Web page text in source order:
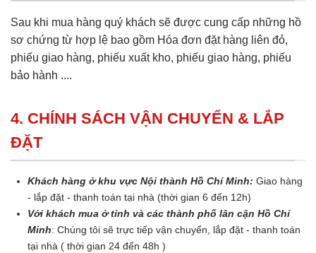
Sau khi mua hàng quý khách sẽ được cung cấp những hồ
sơ chứng từ hợp lệ bao gồm Hóa đơn đặt hàng liên đỏ,
phiếu giao hàng, phiếu xuất kho, phiếu giao hàng, phiếu
bảo hành ....
4. CHÍNH SÁCH VẬN CHUYỂN & LẮP
ĐẶT
Khách hàng ở khu vực Nội thành Hồ Chí Minh: Giao hàng
- lắp đặt - thanh toán tại nhà (thời gian 6 đến 12h)
Với khách mua ở tỉnh và các thành phố lân cận Hồ Chí
Minh: Chúng tôi sẽ trực tiếp vận chuyển, lắp đặt - thanh toán
tại nhà ( thời gian 24 đến 48h )